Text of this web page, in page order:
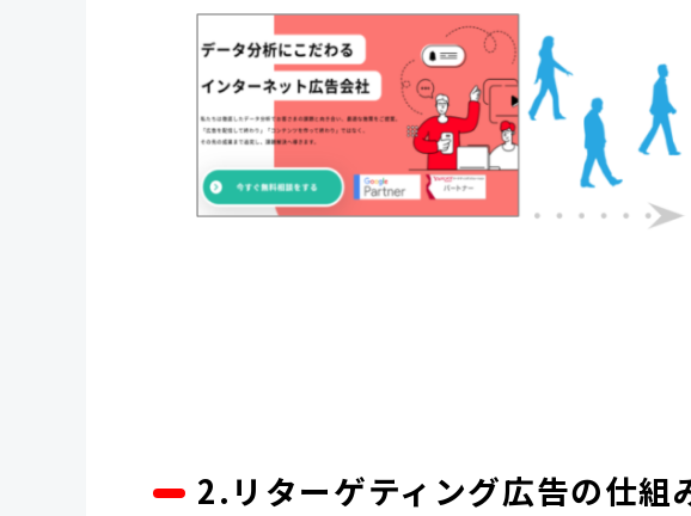
2.リターゲティング広告の仕組